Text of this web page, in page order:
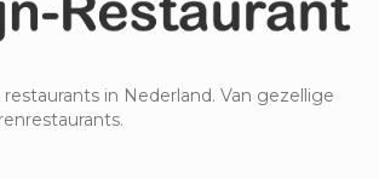
in Nederland. Van gezellige